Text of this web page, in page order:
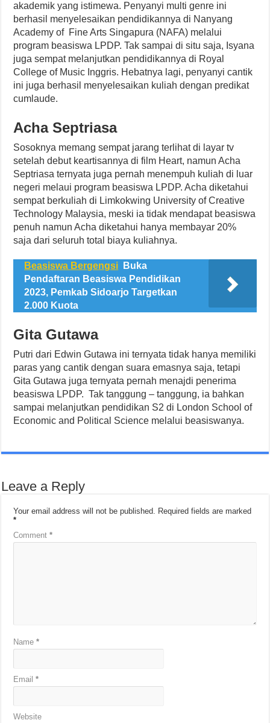
akademik yang istimewa. Penyanyi multi genre ini
berhasil menyelesaikan pendidikannya di Nanyang
Academy of Fine Arts Singapura (NAFA) melalui
program beasiswa LPDP. Tak sampai di situ saja, Isyana
juga sempat melanjutkan pendidikannya di Royal
College of Music Inggris. Hebatnya lagi, penyanyi cantik
ini juga berhasil menyelesaikan kuliah dengan predikat
cumlaude.
Acha Septriasa
Sosoknya memang sempat jarang terlihat di layar tv
setelah debut keartisannya di film Heart, namun Acha
Septriasa ternyata juga pernah menempuh kuliah di luar
negeri melaui program beasiswa LPDP. Acha diketahui
sempat berkuliah di Limkokwing University of Creative
Technology Malaysia, meski ia tidak mendapat beasiswa
penuh namun Acha diketahui hanya membayar 20%
saja dari seluruh total biaya kuliahnya.
Beasiswa Bergengsi
Buka
Pendaftaran Beasiswa Pendidikan
2023, Pemkab Sidoarjo Targetkan
2.000 Kuota
Gita Gutawa
Putri dari Edwin Gutawa ini ternyata tidak hanya memiliki
paras yang cantik dengan suara emasnya saja, tetapi
Gita Gutawa juga ternyata pernah menajdi penerima
beasiswa LPDP. Tak tanggung – tanggung, ia bahkan
sampai melanjutkan pendidikan S2 di London School of
Economic and Political Science melalui beasiswanya.
Leave a Reply
Your email address will not be published. Required fields are marked
*
Comment*
Name*
Email*
Website